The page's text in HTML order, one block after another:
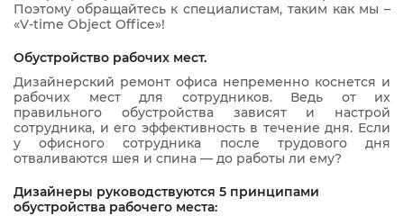
Поэтому обращайтесь к специалистам, таким как мы –
«V-time Object Office»!
Обустройство рабочих мест.
Дизайнерский ремонт офиса непременно коснется и
рабочих мест для сотрудников. Ведь от их
правильного обустройства зависят и настрой
сотрудника, и его эффективность в течение дня. Если
у офисного сотрудника после трудового дня
отваливаются шея и спина — до работы ли ему?
Дизайнеры руководствуются 5 принципами
обустройства рабочего места: